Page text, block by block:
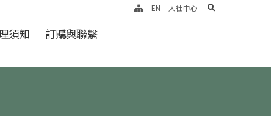
須知 訂購與聯繫
EN 人社中心 search